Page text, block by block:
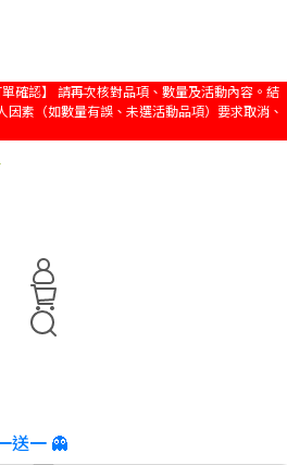
確認】 請再次核對品項、數量及活動內容。結
素（如數量有誤、未選活動品項）要求取消、
送一 👻